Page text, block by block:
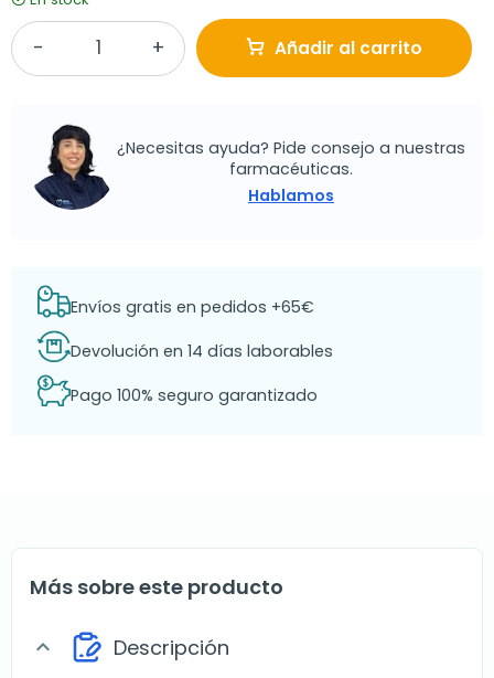
Añadir al carrito
¿Necesitas ayuda? Pide consejo a nuestras
farmacéuticas.
Hablamos
Envíos gratis en pedidos +65€
Devolución en 14 días laborables
Pago 100% seguro garantizado
Más sobre este producto
expand_more Descripción